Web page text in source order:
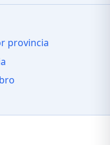
provincia